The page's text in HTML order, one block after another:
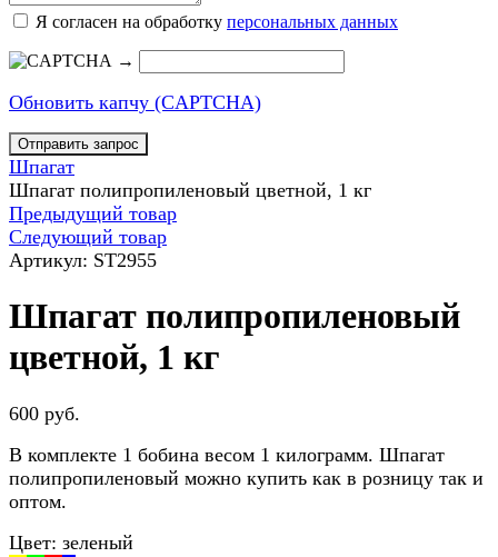
Я согласен на обработку персональных данных
→
Обновить капчу (CAPTCHA)
Шпагат
Шпагат полипропиленовый цветной, 1 кг
Предыдущий товар
Следующий товар
Артикул: ST2955
Шпагат полипропиленовый
цветной, 1 кг
600 руб.
В комплекте 1 бобина весом 1 килограмм. Шпагат
полипропиленовый можно купить как в розницу так и
оптом.
Цвет: зеленый